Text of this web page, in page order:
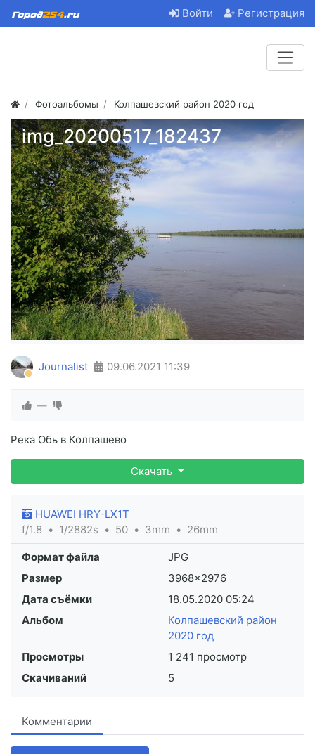
Войти Регистрация
Фотоальбомы Колпашевский район 2020 год
img_20200517_182437
Journalist 09.06.2021 11:39
—
Река Обь в Колпашево
Скачать
HUAWEI HRY-LX1T
f/1.8
1/2882s 50 3mm 26mm
Формат файла
JPG
Размер
3968×2976
Дата съёмки
18.05.2020 05:24
Альбом
Колпашевский район
2020 год
Просмотры
1 241 просмотр
Скачиваний
5
Комментарии